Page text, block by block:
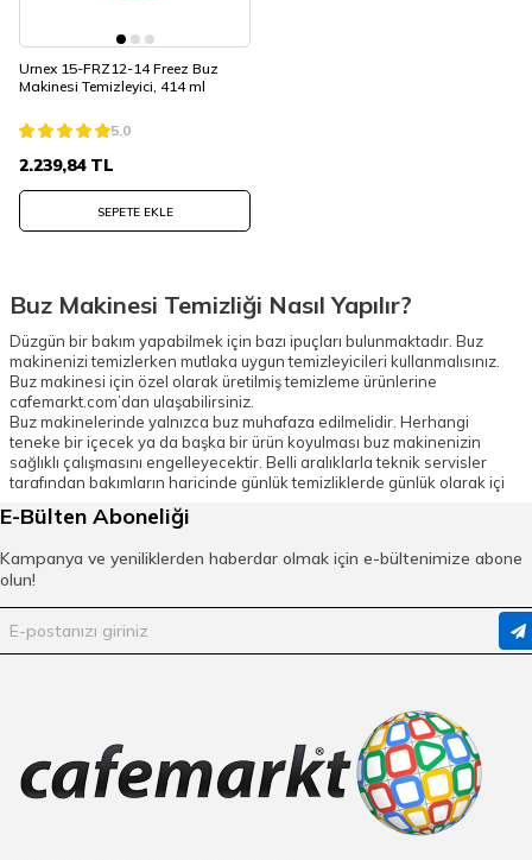
Urnex 15-FRZ12-14 Freez Buz
Makinesi Temizleyici, 414 ml
5.0
2.239,84TL
SEPETE EKLE
Buz Makinesi Temizliği Nasıl Yapılır?
Düzgün bir bakım yapabilmek için bazı ipuçları bulunmaktadır. Buz
makinenizi temizlerken mutlaka uygun temizleyicileri kullanmalısınız.
Buz makinesi için özel olarak üretilmiş temizleme ürünlerine
cafemarkt.com’dan ulaşabilirsiniz.
Buz makinelerinde yalnızca buz muhafaza edilmelidir. Herhangi
teneke bir içecek ya da başka bir ürün koyulması buz makinenizin
sağlıklı çalışmasını engelleyecektir. Belli aralıklarla teknik servisler
tarafından bakımların haricinde günlük temizliklerde günlük olarak içi
uygun değildir. Aylık temizlikler için ise teknik servis buz makinenizi
Her markanın kendi prosedürü bulunur ve ezbere bakım yapılmaması
gerekmektedir. Markanın kendisinden bilgi ve destek almanız her
zaman için daha yararlı olacaktır.
Buz Makinesi Temizleme Ürünleri
buzdolabı buz yapımı için yeterli olurken işletmeler için yeterli değildir.
Günlük buz ihtiyacı yüzlerce olan bir işletme için manuel olarak buz
yetiştirmek imkansızdır. Bu duruma çözüm getiren seri olarak buz
yapabilen buz makineleridir. Çok sayıda ve hızlı bir şekilde yüzlerce
buz üretebilen makineler, düzenli olarak bakım yapıldığı takdirde uzun
Çalışma şekline, ne kadar zamanda kaç adet buz yaptığına ve
E-Bülten Aboneliği
Kampanya ve yeniliklerden haberdar olmak için e-bültenimize abone
olun!